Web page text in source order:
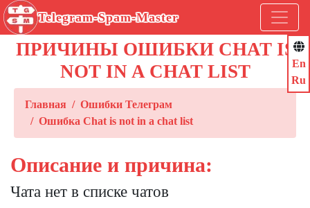
Telegram-Spam-Master
En
Ru
ПРИЧИНЫ ОШИБКИ CHAT IS
NOT IN A CHAT LIST
Главная
Ошибки Телеграм
Ошибка Chat is not in a chat list
Описание и причина:
Чата нет в списке чатов